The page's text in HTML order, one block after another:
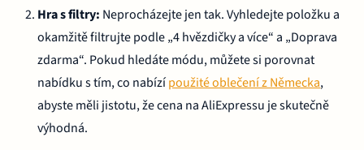
Hra s filtry: Neprocházejte jen tak. Vyhledejte položku a
okamžitě filtrujte podle „4 hvězdičky a více“ a „Doprava
zdarma“. Pokud hledáte módu, můžete si porovnat
nabídku s tím, co nabízípoužité oblečení z Německa,
abyste měli jistotu, že cena na AliExpressu je skutečně
výhodná.